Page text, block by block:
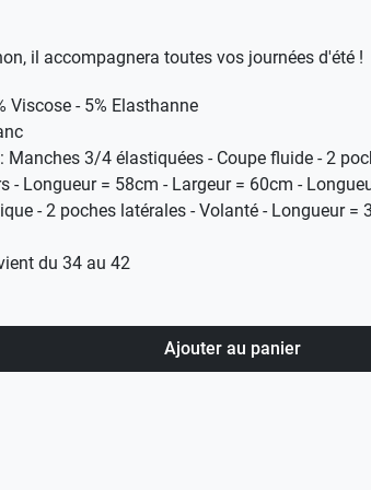
il accompagnera toutes vos journées d'été !
Viscose - 5% Elasthanne
Manches 3/4 élastiquées - Coupe fluide - 2
- Longueur = 58cm - Largeur = 60cm -
- 2 poches latérales - Volanté - Longueur =
du 34 au 42
Ajouter au panier